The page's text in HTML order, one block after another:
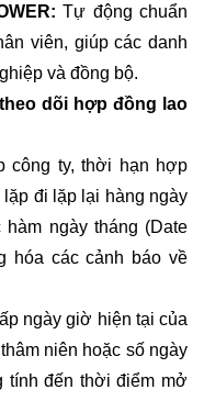
Tự động chuẩn
viên, giúp các danh
và đồng bộ.
dõi hợp đồng lao
công ty, thời hạn hợp
đi lặp lại hàng ngày
ngày tháng (Date
hóa các cảnh báo về
ngày giờ hiện tại của
niên hoặc số ngày
tính đến thời điểm mở